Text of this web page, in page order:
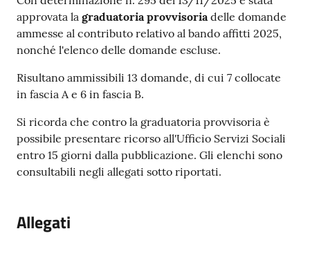
approvata la graduatoria provvisoria delle domande
ammesse al contributo relativo al bando affitti 2025,
nonché l'elenco delle domande escluse.
Risultano ammissibili 13 domande, di cui 7 collocate
in fascia A e 6 in fascia B.
Si ricorda che contro la graduatoria provvisoria è
possibile presentare ricorso all'Ufficio Servizi Sociali
entro 15 giorni dalla pubblicazione. Gli elenchi sono
consultabili negli allegati sotto riportati.
Allegati